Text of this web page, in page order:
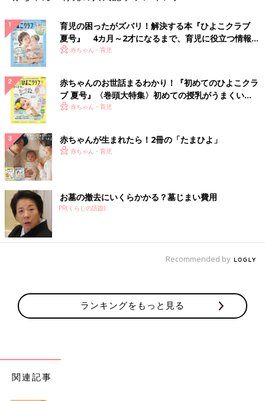
育児の困ったがズバリ！解決する本『ひよこクラブ
夏号』 4カ月～2才になるまで、育児に役立つ情報が
いっぱい！
赤ちゃん・育児
赤ちゃんのお世話まるわかり！『初めてのひよこクラ
ブ 夏号』〈巻頭大特集〉初めての授乳がうまくい
く！ おっぱい・ミルクの基本と夏のトラブル 解決テ
赤ちゃん・育児
赤ちゃんが生まれたら！2冊の「たまひよ」
赤ちゃん・育児
お墓の撤去にいくらかかる？墓じまい費用
PR(くらしの話題)
Recommended by
ランキングをもっと見る
関連記事